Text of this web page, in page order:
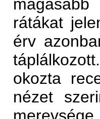
rátákat
érv
okozta
nézet